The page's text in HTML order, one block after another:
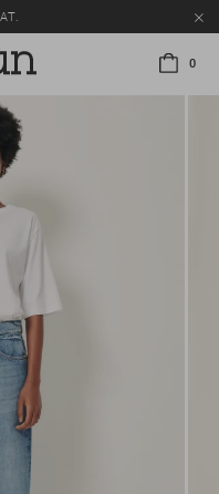
DROITS DE DOUANE.
DROITS DE DOUANE.
0